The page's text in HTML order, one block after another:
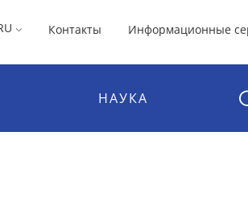
Контакты Информационные
НАУКА